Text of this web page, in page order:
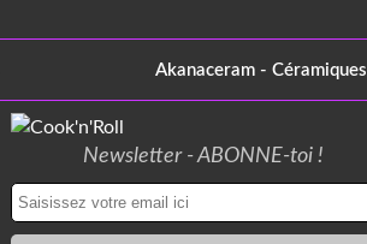
Akanaceram - Céramiques
Newsletter - ABONNE-toi !